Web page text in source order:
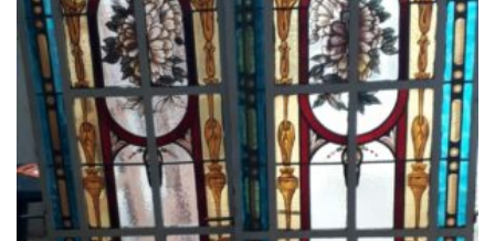
Add
ao
Favoritos